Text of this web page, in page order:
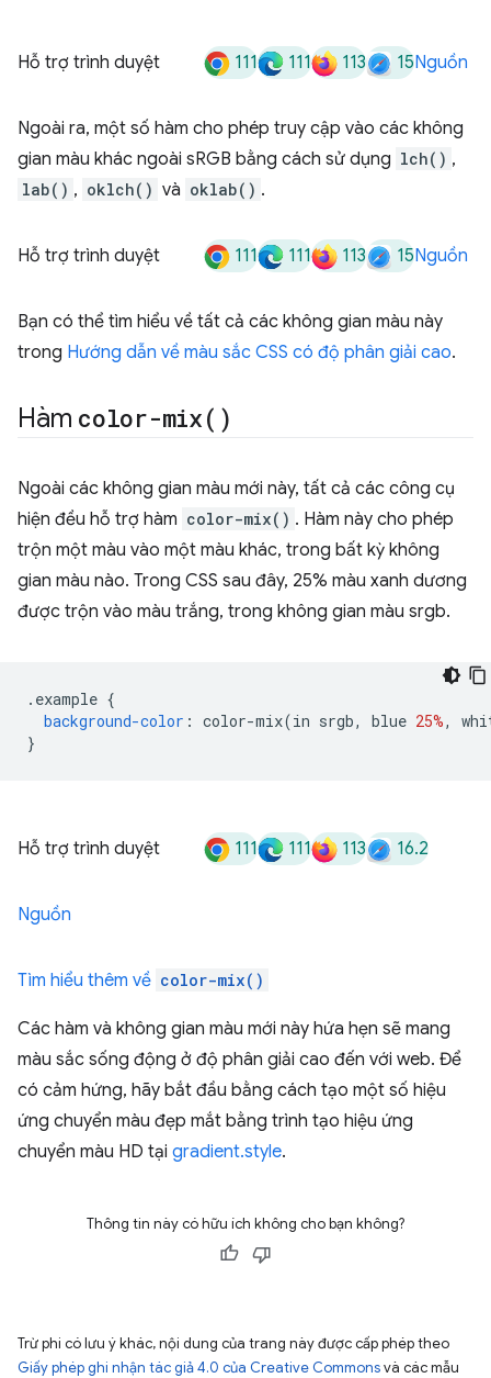
Hỗ trợ trình duyệt 111 111 113 15Nguồn
Ngoài ra, một số hàm cho phép truy cập vào các không
gian màu khác ngoài sRGB bằng cách sử dụng lch() ,
lab() , oklch() và oklab() .
Hỗ trợ trình duyệt 111 111 113 15Nguồn
Bạn có thể tìm hiểu về tất cả các không gian màu này
trong Hướng dẫn về màu sắc CSS có độ phân giải cao.
Hàm color-mix( )
Ngoài các không gian màu mới này, tất cả các công cụ
hiện đều hỗ trợ hàm color-mix() . Hàm này cho phép
trộn một màu vào một màu khác, trong bất kỳ không
gian màu nào. Trong CSS sau đây, 25% màu xanh dương
được trộn vào màu trắng, trong không gian màu srgb.
. example {
background-color : color-mix(in srgb, blue 25%,
}
Hỗ trợ trình duyệt 111 111 113 16.2
Nguồn
Tìm hiểu thêm về color-mix()
Các hàm và không gian màu mới này hứa hẹn sẽ mang
màu sắc sống động ở độ phân giải cao đến với web. Để
có cảm hứng, hãy bắt đầu bằng cách tạo một số hiệu
ứng chuyển màu đẹp mắt bằng trình tạo hiệu ứng
chuyển màu HD tại gradient.style.
Thông tin này có hữu ích không cho bạn không?
Trừ phi có lưu ý khác, nội dung của trang này được cấp phép theo
Giấy phép ghi nhận tác giả 4.0 của Creative Commonsvà các mẫu